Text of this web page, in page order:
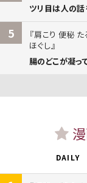
ツリ目は人の
5
肩こり 便秘 た
ほぐし
腸のどこが凝っ
DAILY